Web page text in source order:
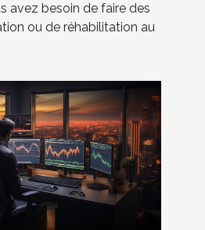
avez besoin de faire des
ou de réhabilitation au